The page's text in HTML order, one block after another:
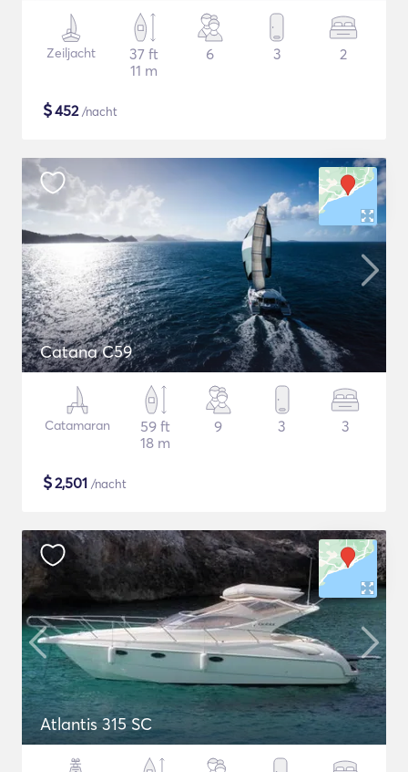
Zeiljacht
37 ft
11 m
6 3 2
$452/nacht
Catana C59
Catamaran
59 ft
18 m
9 3 3
$2,501 /nacht
Atlantis 315 SC